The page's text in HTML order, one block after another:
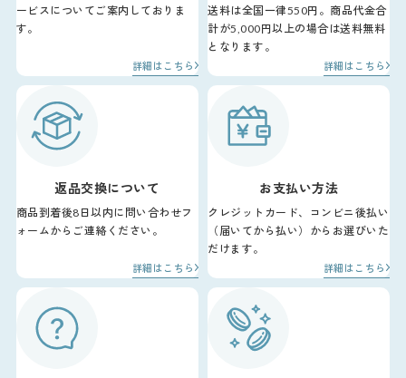
ービスについてご案内しておりま
す。
詳細はこちら
送料は全国一律550円。商品代金合
計が5,000円以上の場合は送料無料
となります。
詳細はこちら
返品交換について
商品到着後8日以内に問い合わせフ
ォームからご連絡ください。
詳細はこちら
お支払い方法
クレジットカード、コンビニ後払い
（届いてから払い）からお選びいた
だけます。
詳細はこちら